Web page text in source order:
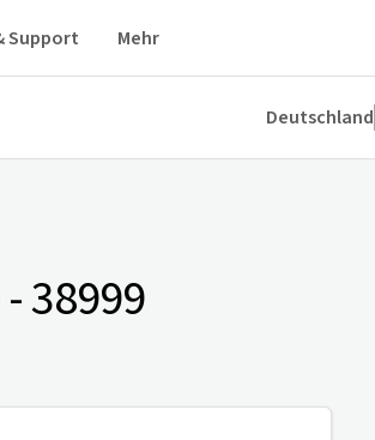
Support Mehr
Deutschland
38999